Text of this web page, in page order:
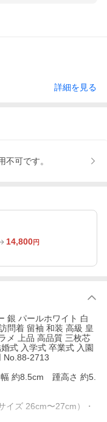
詳細を見る
可です。
14,800円
銀 パールホワイト 白
問着 留袖 和装 高級 皇
メ 上品 高品質 三枚芯
式 入学式 卒業式 入園
No.88-2713
約8.5cm 踵高さ 約5.
ズ 26cm〜27cm）・